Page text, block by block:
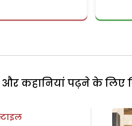
और कहानियां पढ़ने के लिए